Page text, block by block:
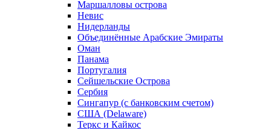
Маршалловы острова
Нeвис
Нидерланды
Объединённые Арабские Эмираты
Оман
Панама
Португалия
Сейшельские Острова
Сербия
Сингапур (c банковским счетом)
США (Delaware)
Теркс и Кайкос